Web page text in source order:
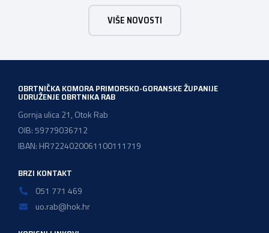
Udruženja obrtnika Viškovo Kastav Klana Jelenje.
Konferencija će se održati u subotu, dana 13. lipnja
2026.godine u hotelu Admiral u Opatiji u terminu od 09:00
VIŠE NOVOSTI
OBRTNIČKA KOMORA PRIMORSKO-GORANSKE ŽUPANIJE
UDRUŽENJE OBRTNIKA RAB
Gornja ulica 21, Otok Rab
OIB: 59779036712
IBAN: HR7224020061100111719
BRZI KONTAKT
051 771 469
uo.rab@hok.hr